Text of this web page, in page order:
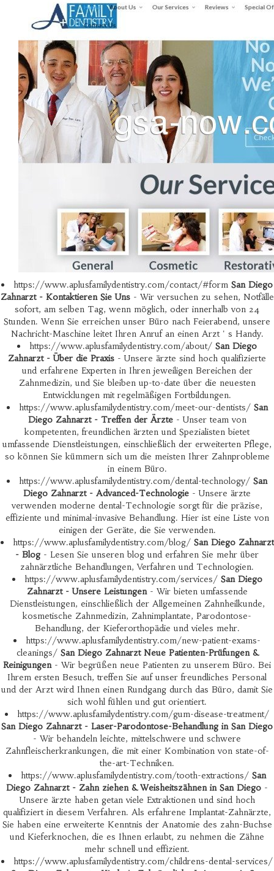
https://www.aplusfamilydentistry.com/contact/#form San Diego
Zahnarzt - Kontaktieren Sie Uns- Wir versuchen zu sehen, Notfälle
sofort, am selben Tag, wenn möglich, oder innerhalb von 24
Stunden. Wenn Sie erreichen unser Büro nach Feierabend, unsere
Nachricht-Maschine leitet Ihren Anruf an einen Arzt ' s Handy.
https://www.aplusfamilydentistry.com/about/ San Diego
Zahnarzt - Über die Praxis - Unsere ärzte sind hoch qualifizierte
und erfahrene Experten in Ihren jeweiligen Bereichen der
Zahnmedizin, und Sie bleiben up-to-date über die neuesten
Entwicklungen mit regelmäßigen Fortbildungen.
https://www.aplusfamilydentistry.com/meet-our-dentists/ San
Diego Zahnarzt - Treffen der Ärzte- Unser team von
kompetenten, freundlichen ärzten und Spezialisten bietet
umfassende Dienstleistungen, einschließlich der erweiterten Pflege,
so können Sie kümmern sich um die meisten Ihrer Zahnprobleme
in einem Büro.
https://www.aplusfamilydentistry.com/dental-technology/ San
Diego Zahnarzt - Advanced-Technologie - Unsere ärzte
verwenden moderne dental-Technologie sorgt für die präzise,
effiziente und minimal-invasive Behandlung. Hier ist eine Liste von
einigen der Geräte, die Sie verwenden.
https://www.aplusfamilydentistry.com/blog/ San Diego Zahnarzt
- Blog - Lesen Sie unseren blog und erfahren Sie mehr über
zahnärztliche Behandlungen, Verfahren und Technologien.
https://www.aplusfamilydentistry.com/services/ San Diego
Zahnarzt - Unsere Leistungen- Wir bieten umfassende
Dienstleistungen, einschließlich der Allgemeinen Zahnheilkunde,
kosmetische Zahnmedizin, Zahnimplantate, Parodontose-
Behandlung, der Kieferorthopädie und vieles mehr.
https://www.aplusfamilydentistry.com/new-patient-exams-
cleanings/ San Diego Zahnarzt Neue Patienten-Prüfungen &
Reinigungen- Wir begrüßen neue Patienten zu unserem Büro. Bei
Ihrem ersten Besuch, treffen Sie auf unser freundliches Personal
und der Arzt wird Ihnen einen Rundgang durch das Büro, damit Sie
sich wohl fühlen und gut orientiert.
https://www.aplusfamilydentistry.com/gum-disease-treatment/
San Diego Zahnarzt - Laser-Parodontose-Behandlung in San Diego
- Wir behandeln leichte, mittelschwere und schwere
Zahnfleischerkrankungen, die mit einer Kombination von state-of-
the-art-Techniken.
https://www.aplusfamilydentistry.com/tooth-extractions/ San
Diego Zahnarzt - Zahn ziehen & Weisheitszähnen in San Diego -
Unsere ärzte haben getan viele Extraktionen und sind hoch
qualifiziert in diesem Verfahren. Als erfahrene Implantat-Zahnärzte,
Sie haben eine erweiterte Kenntnis der Anatomie des zahn-Buchse
und Kieferknochen, die es Ihnen erlaubt, zu nehmen die Zähne
mehr schnell und effizient.
https://www.aplusfamilydentistry.com/childrens-dental-services/